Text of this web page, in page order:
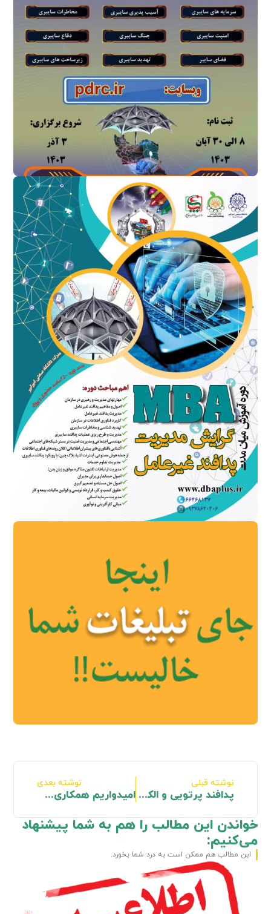
نوشته قبلی
پدافند پرتویی و الکترومغناطیس
نوشته بعدی
امیدواریم همکاری‌های مشترک دولت و پدافند غیرعامل در دولت چهاردهم تقویت گردد
خواندن این مطالب را هم به شما پیشنهاد
می‌کنیم:
این مطالب هم ممکن است به درد شما بخورد.